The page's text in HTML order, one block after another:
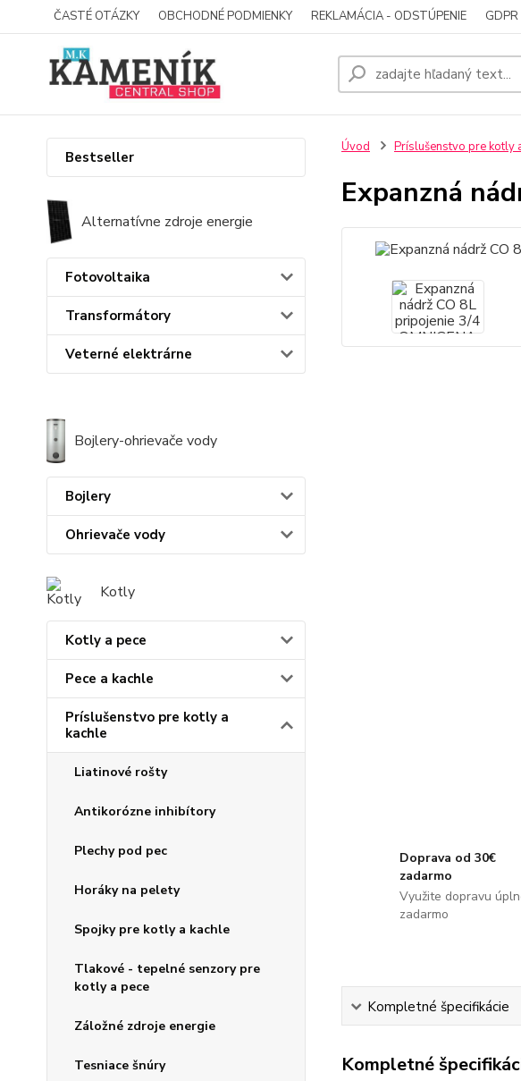
ČASTÉ OTÁZKY OBCHODNÉ PODMIENKY REKLAMÁCIA - ODSTÚPENIE GDPR
Bestseller
Alternatívne zdroje energie
Fotovoltaika
Transformátory
Veterné elektrárne
Bojlery-ohrievače vody
Bojlery
Ohrievače vody
Kotly
Kotly a pece
Pece a kachle
Príslušenstvo pre kotly a
kachle
Liatinové rošty
Antikorózne inhibítory
Plechy pod pec
Horáky na pelety
Spojky pre kotly a kachle
Tlakové - tepelné senzory pre
kotly a pece
Záložné zdroje energie
Tesniace šnúry
Úvod Príslušenstvo pre kotly
Expanzná
Doprava od 30€
zadarmo
Využite dopravu
zadarmo
Kompletné špecifikácie
Kompletné